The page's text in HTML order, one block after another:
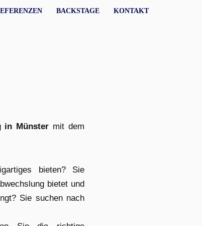
BACKSTAGE KONTAKT
in Münster mit dem
bieten? Sie
bietet und
Sie suchen nach